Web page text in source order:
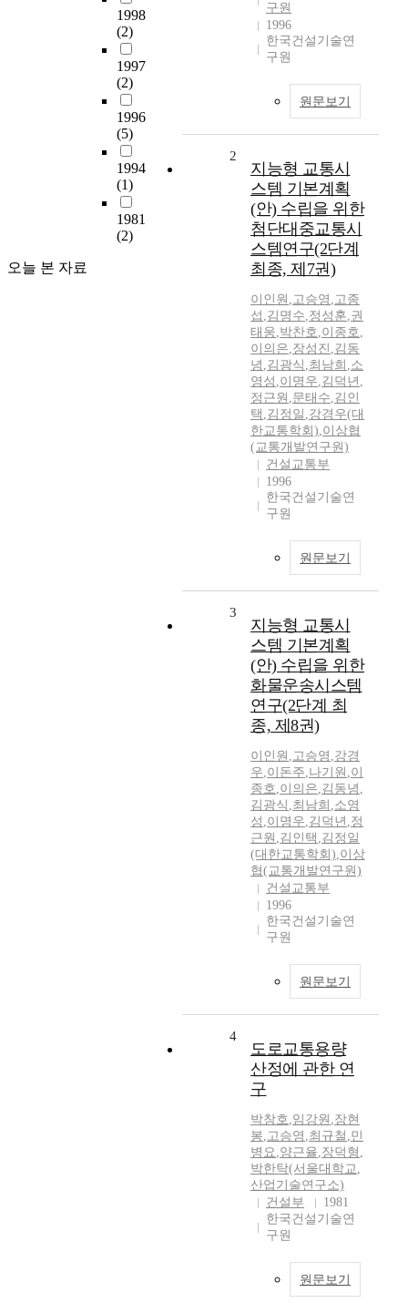
1998
(2)
1997
(2)
1996
(5)
1994
(1)
1981
(2)
오늘 본 자료
구원
1996
한국건설기술연
구원
원문보기
2
지능형 교통시
스템 기본계획
(안) 수립을 위한
첨단대중교통시
스템연구(2단계
최종, 제7권)
이인원 ,고승영 ,고종
섭 ,김명수,정성훈,권
태웅,박찬호,이종호,
이의은,장성진 ,김동
녕 ,김광식 ,최남희 ,소
영성 ,이명우,김덕년 ,
정근원 ,문태수,김인
택 ,김정일 ,강경우(대
한교통학회),이상협
(교통개발연구원)
건설교통부
1996
한국건설기술연
구원
원문보기
3
지능형 교통시
스템 기본계획
(안) 수립을 위한
화물운송시스템
연구(2단계 최
종, 제8권)
이인원 ,고승영 ,강경
우,이돈주,나기원 ,이
종호,이의은,김동녕 ,
김광식 ,최남희 ,소영
성 ,이명우,김덕년 ,정
근원 ,김인택 ,김정일
(대한교통학회),이상
협(교통개발연구원)
건설교통부
1996
한국건설기술연
구원
원문보기
4
도로교통용량
산정에 관한 연
구
박창호,임강원 ,장현
봉,고승영 ,최규철 ,민
병요,양근율,장덕형 ,
박한탁(서울대학교,
산업기술연구소)
건설부
1981
한국건설기술연
구원
원문보기